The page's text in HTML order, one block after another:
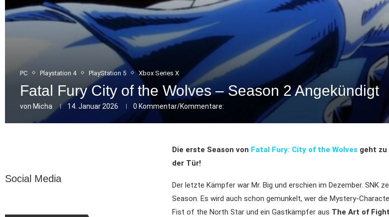
PC Playstation 4 PlayStation 5 Xbox Series X
Fatal Fury City of the Wolves – Season 2 Angekündigt
von Micha 14. Januar 2026 0 Kommentar/Kommentare:
Die erste Season von Fatal Fury: City of the Wolves geht zu
der Tür!
Der letzte Kämpfer war Mr. Big und erschien im Dezember. SNK
Season. Es wird auch schon gemunkelt, wer die Mystery-
Fist of the North Star und ein Gastkämpfer aus The Art of
Social Media